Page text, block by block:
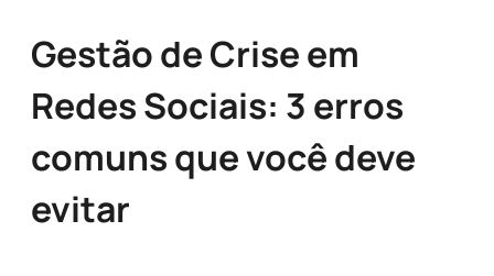
Gestão de Crise em
Redes Sociais: 3 erros
comuns que você deve
evitar